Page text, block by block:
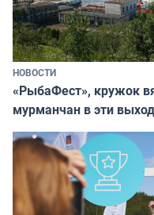
НОВОСТИ
«РыбаФест», кружок
мурманчан в эти